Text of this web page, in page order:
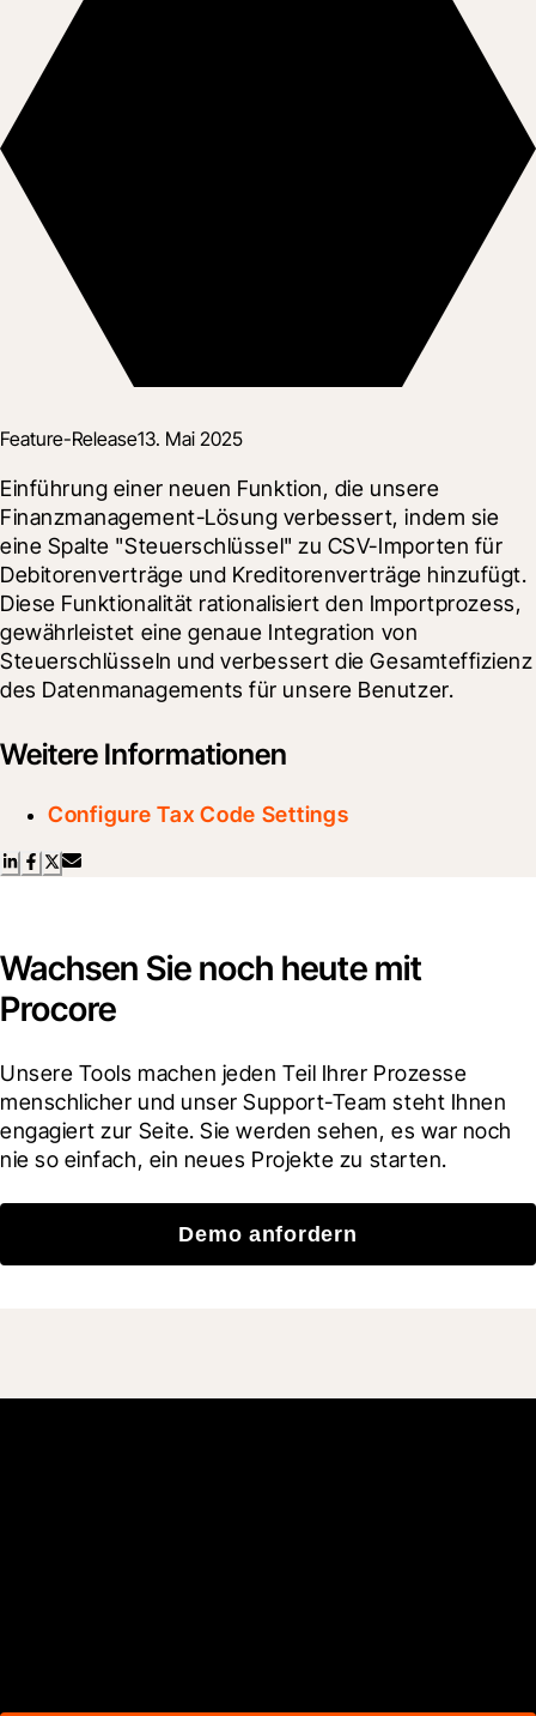
Feature-Release13. Mai 2025
Einführung einer neuen Funktion, die unsere
Finanzmanagement-Lösung verbessert, indem sie
eine Spalte "Steuerschlüssel" zu CSV-Importen für
Debitorenverträge und Kreditorenverträge hinzufügt.
Diese Funktionalität rationalisiert den Importprozess,
gewährleistet eine genaue Integration von
Steuerschlüsseln und verbessert die Gesamteffizienz
des Datenmanagements für unsere Benutzer.
Weitere Informationen
Configure Tax Code Settings
Wachsen Sie noch heute mit
Procore
Unsere Tools machen jeden Teil Ihrer Prozesse
menschlicher und unser Support-Team steht Ihnen
engagiert zur Seite. Sie werden sehen, es war noch
nie so einfach, ein neues Projekte zu starten.
Demo anfordern